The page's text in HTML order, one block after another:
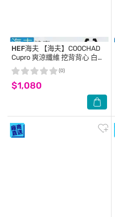
HEF海夫 【海夫】COOCHAD
Cupro 爽涼纖維 挖背背心 白
(Cupro158-008)_L
$1,080
(0)